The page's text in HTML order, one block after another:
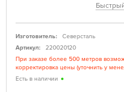
Изготовитель:
Северсталь
Артикул:
220020120
При заказе более 500 метров
корректировка цены (уточнить у
Есть в наличии